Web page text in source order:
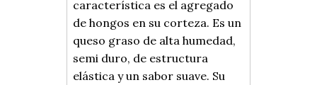
característica es el agregado
de hongos en su corteza. Es un
queso graso de alta humedad,
semi duro, de estructura
elástica y un sabor suave. Su